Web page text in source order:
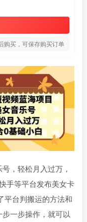
购买，可保存购买订单
，轻松月入过万，
手等平台发布美女卡
平台判搬运的方法和
一步操作，就可以